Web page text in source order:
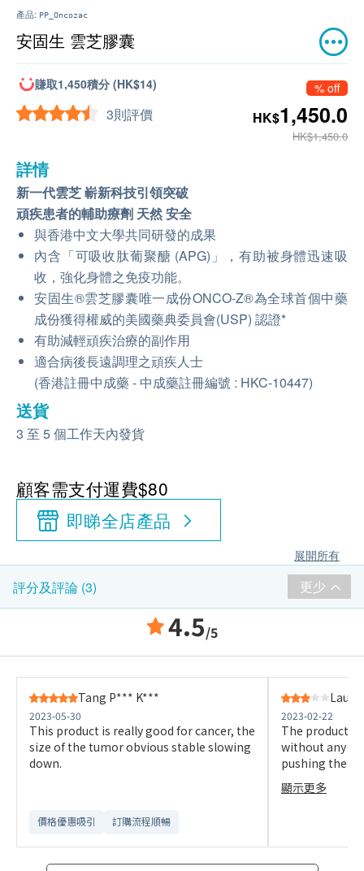
產品: PP_Oncozac
安固生 雲芝膠囊
賺取1,450積分 (HK$14)
3則評價
% off
HK$1,450.0
HK$1,450.0
詳情
新一代雲芝 嶄新科技引領突破
頑疾患者的輔助療劑 天然 安全
與香港中文大學共同研發的成果
內含「可吸收肽葡聚醣 (APG)」，有助被身體迅速吸
收，強化身體之免疫功能。
安固生®雲芝膠囊唯一成份ONCO-Z®為全球首個中藥
成份獲得權威的美國藥典委員會(USP) 認證*
有助減輕頑疾治療的副作用
適合病後長遠調理之頑疾人士
(香港註冊中成藥 - 中成藥註冊編號 : HKC-10447)
送貨
3 至 5 個工作天內發貨
顧客需支付運費$80
即睇全店產品
展開所有
評分及評論 (3) 更少
4.5/5
Tang P*** K***
2023-05-30
This product is really good for cancer, the
size of the tumor obvious stable slowing
down.
價格優惠吸引 訂購流程順暢
Lau
2023-02-22
The product
without any
pushing the
got the item.
顯示更多